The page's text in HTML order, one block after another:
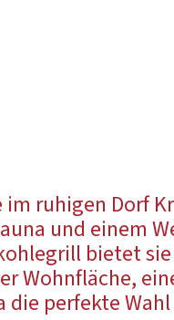
ruhigen Dorf
und einem
bietet
Wohnfläche,
perfekte